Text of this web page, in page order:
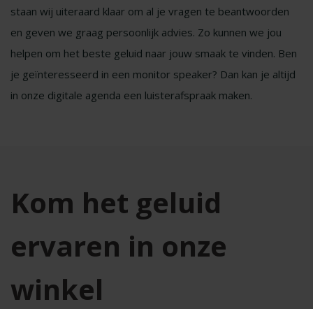
staan wij uiteraard klaar om al je vragen te beantwoorden
en geven we graag persoonlijk advies. Zo kunnen we jou
helpen om het beste geluid naar jouw smaak te vinden. Ben
je geïnteresseerd in een monitor speaker? Dan kan je altijd
in onze digitale agenda een luisterafspraak maken.
Kom het geluid
ervaren in onze
winkel